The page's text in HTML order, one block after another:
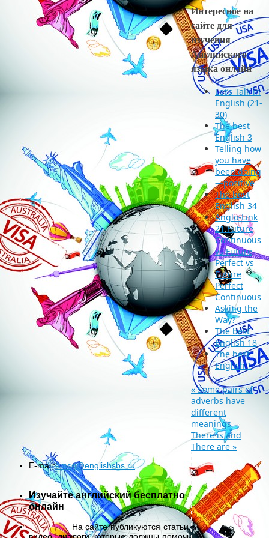
Интересное на
сайте для
изучения
Английского
языка онлайн
Let’s Talk in
English (21-
30)
The best
English 3
Telling how
you have
been doing
—positive
The best
English 34
Anglo-Link
21 Future
Continuous
vs Future
Perfect vs
Future
Perfect
Continuous
Asking the
Way?
The best
English 18
The best
English 1
«Some pairs of
adverbs have
different
meanings
There is and
There are »
E-mail:emsg@englishsbs.ru
Изучайте английский бесплатно
онлайн
На сайте публикуются статьи,